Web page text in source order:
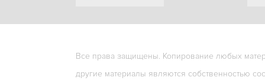
Все права защищены. Копирование любых
другие материалы являются собственностью